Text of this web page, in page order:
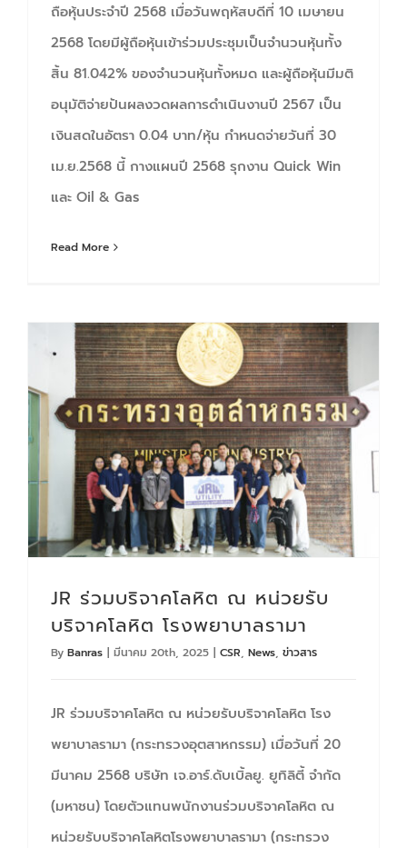
ถือหุ้นประจำปี 2568 เมื่อวันพฤหัสบดีที่ 10 เมษายน
2568 โดยมีผู้ถือหุ้นเข้าร่วมประชุมเป็นจำนวนหุ้นทั้ง
สิ้น 81.042% ของจำนวนหุ้นทั้งหมด และผู้ถือหุ้นมีมติ
อนุมัติจ่ายปันผลงวดผลการดำเนินงานปี 2567 เป็น
เงินสดในอัตรา 0.04 บาท/หุ้น กำหนดจ่ายวันที่ 30
เม.ย.2568 นี้ กางแผนปี 2568 รุกงาน Quick Win
และ Oil & Gas
Read More
JR ร่วมบริจาคโลหิต ณ หน่วยรับ
บริจาคโลหิต โรงพยาบาลรามา
By Banras | มีนาคม 20th, 2025 | CSR News ข่าวสาร
JR ร่วมบริจาคโลหิต ณ หน่วยรับบริจาคโลหิต โรง
พยาบาลรามา (กระทรวงอุตสาหกรรม) เมื่อวันที่ 20
มีนาคม 2568 บริษัท เจ.อาร์.ดับเบิ้ลยู. ยูทิลิตี้ จำกัด
(มหาชน) โดยตัวแทนพนักงานร่วมบริจาคโลหิต ณ
หน่วยรับบริจาคโลหิตโรงพยาบาลรามา (กระทรวง